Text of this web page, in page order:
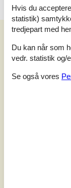
Vores
Hvis du
statistik)
tredjepart med
Du kan når som
vedr. statistik og/
Se også vores